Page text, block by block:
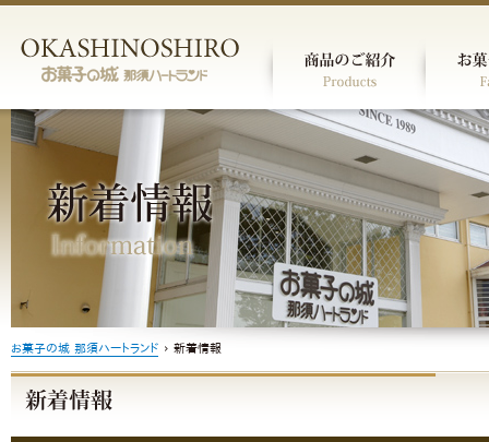
お菓子の城 那須ハートランド › 新着情報